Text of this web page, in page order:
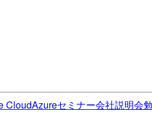
CloudAzureセミナー会社説明会